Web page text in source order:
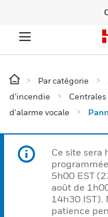
Par catégorie
d’incendie
d'alarme vocale
Ce site sera
5h00 EST
août de
14h30 IST).
patience